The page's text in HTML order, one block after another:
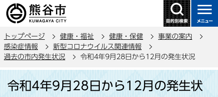
の
ー
ジ
トップページ 健康・福祉 健康・保健
事業の案内
感染症情報
新型コロナウイルス関連情報
過去の市内発生状況
令和4年9月28日から12月の発生状況
令和4年9月28日から12月の発生状